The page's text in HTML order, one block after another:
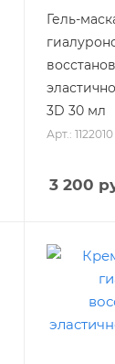
Гель-
3D 30 мл
Арт.: 1122010
3 200